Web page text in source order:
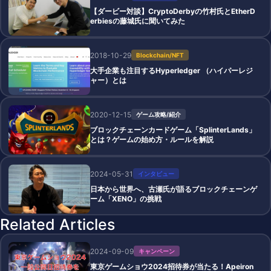
【ダービー対談】CryptoDerbyの竹村氏とEtherD
erbiesの藤城氏に聞いてみた
2018-10-29 Blockchain/NFT
大手企業も注目するHyperledger （ハイパーレジ
ャー）とは
2020-12-15 ゲーム攻略/紹介
ブロックチェーンカードゲーム「SplinterLands」
とは？ゲームの始め方・ルールを解説
2024-05-31 インタビュー
日本から世界へ、古瀬氏が語るブロックチェーンゲ
ーム「XENO」の挑戦
Related Articles
2024-09-09 キャンペーン
東京ゲームショウ2024招待券が当たる！Apeiron